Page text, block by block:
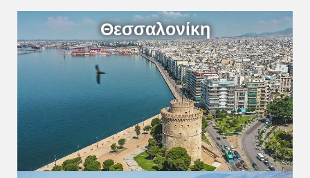
Θεσσαλονίκη